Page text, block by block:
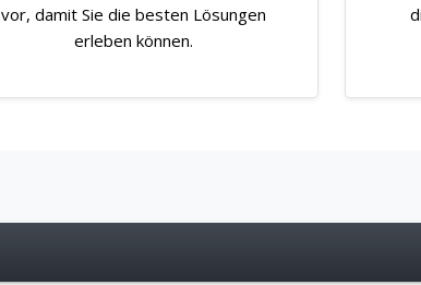
vor, damit Sie die besten Lösungen
erleben können.